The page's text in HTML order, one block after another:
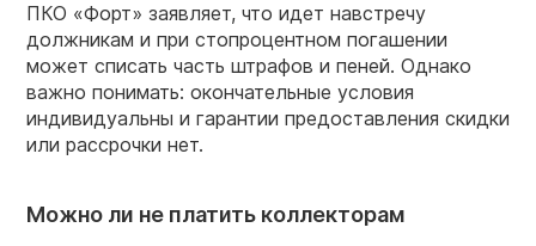
ПКО «Форт» заявляет, что идет навстречу
должникам и при стопроцентном погашении
может списать часть штрафов и пеней. Однако
важно понимать: окончательные условия
индивидуальны и гарантии предоставления скидки
или рассрочки нет.
Можно ли не платить коллекторам